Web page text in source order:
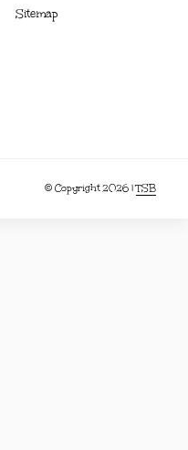
Sitemap
© Copyright 2026 |TSB